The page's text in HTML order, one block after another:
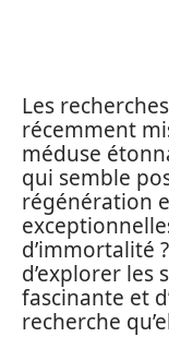
Les
récemment
méduse
qui semble
régénération
d’immortalité
d’explorer les
fascinante et
recherche